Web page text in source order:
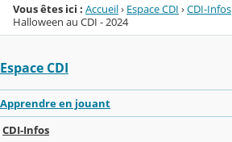
Vous êtes ici : Accueil› Espace CDI ›CDI-Infos
Halloween au CDI - 2024
Espace CDI
Apprendre en jouant
CDI-Infos